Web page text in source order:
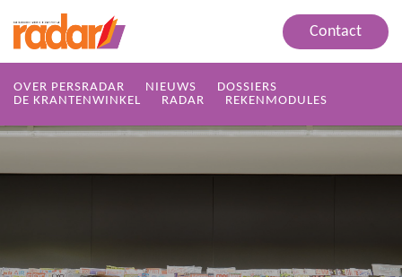
Contact
OVER PERSRADAR NIEUWS
DOSSIERS
DE KRANTENWINKEL
RADAR REKENMODULES